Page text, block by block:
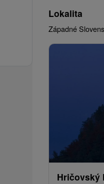
Lokalita
Západné
Hričovský